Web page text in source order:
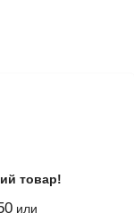
товар!
или